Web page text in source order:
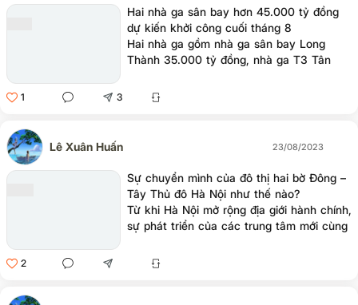
Hai nhà ga sân bay hơn 45.000 tỷ đồng
dự kiến khởi công cuối tháng 8
Hai nhà ga gồm nhà ga sân bay Long
Thành 35.000 tỷ đồng, nhà ga T3 Tân
được khởi công vào cuối tháng 8.
1 3
Lê Xuân Huấn 23/08/2023
Sự chuyển mình của đô thị hai bờ Đông –
Tây Thủ đô Hà Nội như thế nào?
Từ khi Hà Nội mở rộng địa giới hành chính,
sự phát triển của các trung tâm mới cùng
ra khỏi lõi trung tâm. Trong bức tranh mở
2